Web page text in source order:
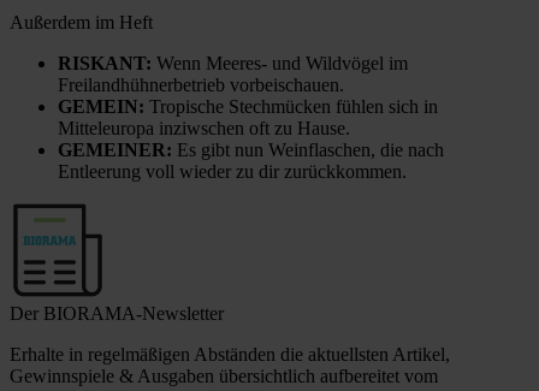
Außerdem im Heft
RISKANT: Wenn Meeres- und Wildvögel im
Freilandhühnerbetrieb vorbeischauen.
GEMEIN: Tropische Stechmücken fühlen sich in
Mitteleuropa inziwschen oft zu Hause.
GEMEINER: Es gibt nun Weinflaschen, die nach
Entleerung voll wieder zu dir zurückkommen.
Der BIORAMA-Newsletter
Erhalte in regelmäßigen Abständen die aktuellsten Artikel,
Gewinnspiele & Ausgaben übersichtlich aufbereitet vom